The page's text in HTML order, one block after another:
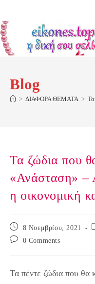
content
Blog
> ΔΙΑΦΟΡΑ ΘΕΜΑΤΑ > Τα
Τα ζώδια που
«Ανάσταση» –
η οικονομική
Post
published:
8 Νοεμβρίου, 2021
Post
0 Comments
Τα πέντε ζώδια που θα